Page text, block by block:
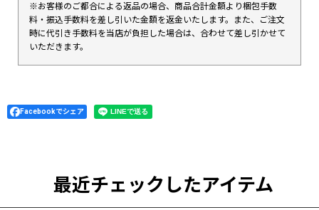
※お客様のご都合による返品の場合、商品合計金額より梱包手数
料・振込手数料を差し引いた金額を返金いたします。また、ご注文
時に代引き手数料を当店が負担した場合は、合わせて差し引かせて
いただきます。
Facebookでシェア
最近チェックしたアイテム